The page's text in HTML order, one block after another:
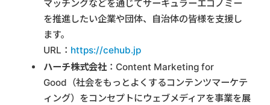
マッチングなどを通じてサーキュラーエコノミー
を推進したい企業や団体、自治体の皆様を支援し
ます。
URL： https://cehub.jp
ハーチ株式会社：Content Marketing for
Good（社会をもっとよくするコンテンツマーケテ
ィング）をコンセプトにウェブメディアを事業を展